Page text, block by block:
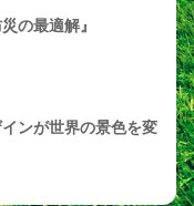
の最適解』
ンが世界の景色を変